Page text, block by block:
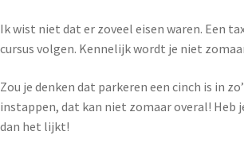
Ik wist niet dat er zoveel eisen waren. Een
cursus volgen. Kennelijk wordt je niet
Zou je denken dat parkeren een cinch is in
instappen, dat kan niet zomaar overal!
dan het lijkt!